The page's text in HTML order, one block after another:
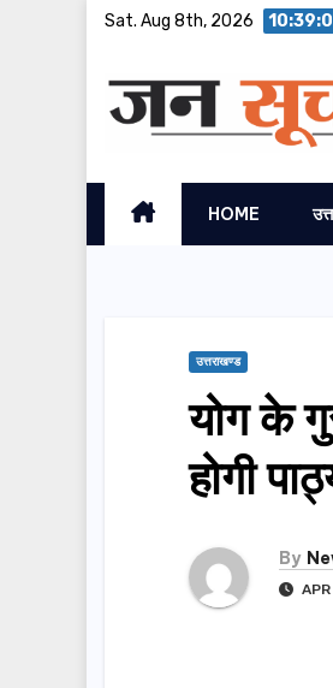
Sat. Aug 8th, 2026
HOME
उत्तराखण्ड
योग के
होगी
By